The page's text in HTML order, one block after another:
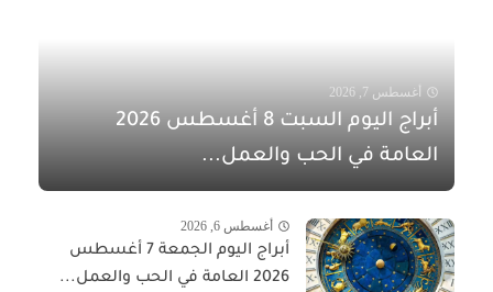
أغسطس 7, 2026
أبراج اليوم السبت 8 أغسطس 2026
العامة في الحب والعمل...
أغسطس 6, 2026
أبراج اليوم الجمعة 7 أغسطس
2026 العامة في الحب والعمل...